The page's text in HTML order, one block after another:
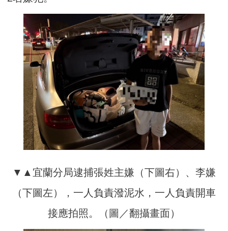
▼▲宜蘭分局逮捕張姓主嫌（下圖右）、李嫌
（下圖左），一人負責潑泥水，一人負責開車
接應拍照。（圖／翻攝畫面）